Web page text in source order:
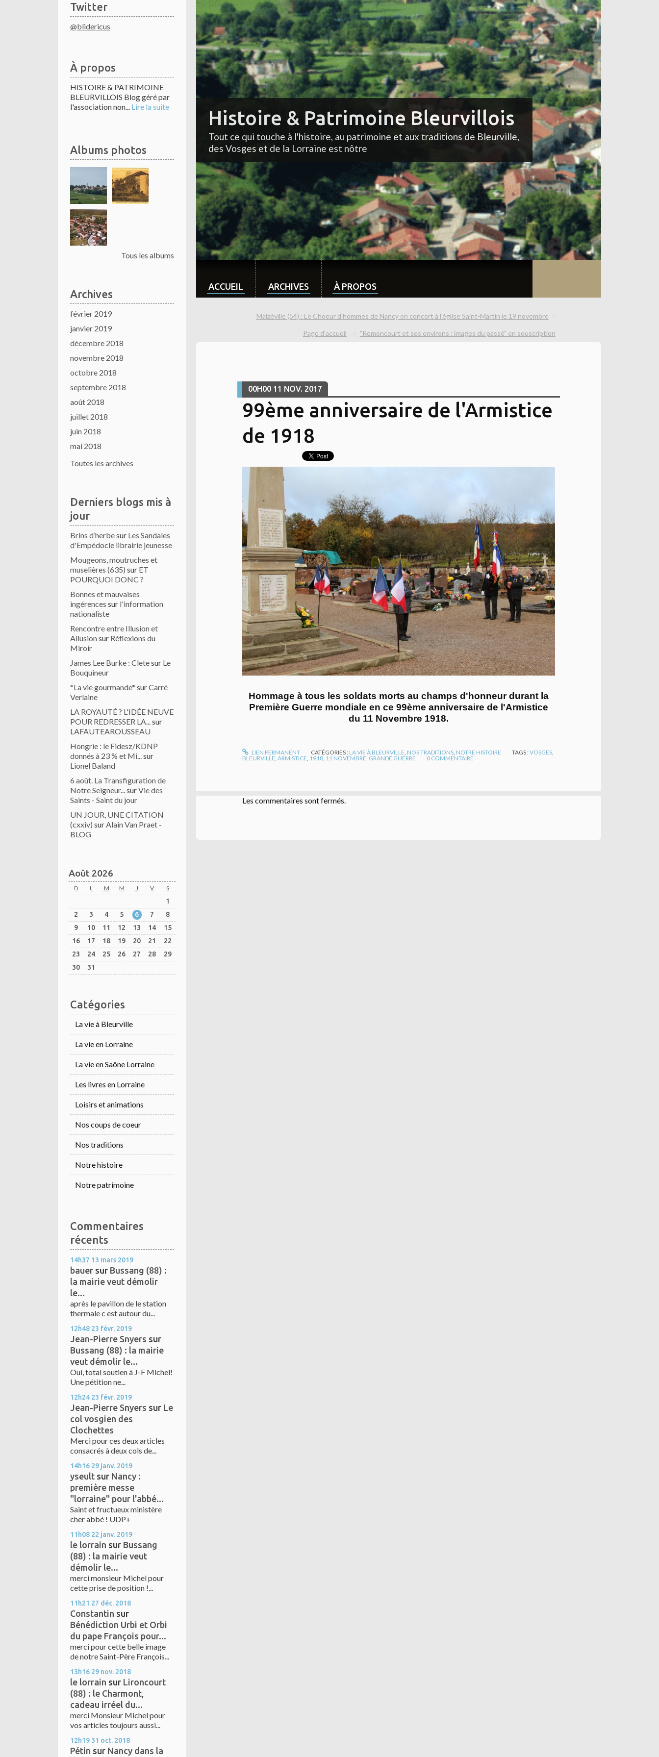
Twitter
@blidericus
À propos
HISTOIRE & PATRIMOINE
BLEURVILLOIS Blog géré par
l'association non... Lire la suite
Albums photos
Tous les albums
Archives
février 2019
janvier 2019
décembre 2018
novembre 2018
octobre 2018
septembre 2018
août 2018
juillet 2018
juin 2018
mai 2018
Toutes les archives
Derniers blogs mis à
jour
Brins d’herbesur Les Sandales
d'Empédocle librairie jeunesse
Mougeons, moutruches et
muselières (635) sur ET
POURQUOI DONC ?
Bonnes et mauvaises
ingérences sur l'information
nationaliste
Rencontre entre Illusion et
Allusionsur Réflexions du
Miroir
James Lee Burke : Cletesur Le
Bouquineur
*La vie gourmande* surCarré
Verlaine
LA ROYAUTÉ ? L'IDÉE NEUVE
POUR REDRESSER LA...sur
LAFAUTEAROUSSEAU
Hongrie : le Fidesz/KDNP
donnés à 23 % et Mi...sur
Lionel Baland
6 août. La Transfiguration de
Notre Seigneur...surVie des
Saints - Saint du jour
UN JOUR, UNE CITATION
(cxxiv) surAlain Van Praet -
BLOG
Août 2026
D L M M J V S
1
2
3 4 5 6 7
8
9
10 11 12 13 14
15
16
17 18 19 20 21
22
23
24 25 26 27 28
29
30
31
Catégories
La vie à Bleurville
La vie en Lorraine
La vie en Saône Lorraine
Les livres en Lorraine
Loisirs et animations
Nos coups de coeur
Nos traditions
Notre histoire
Notre patrimoine
Commentaires
récents
14h37 13 mars 2019
bauer sur Bussang (88) :
la mairie veut démolir
le...
après le pavillon de le station
thermale c est autour du...
12h48 23 févr. 2019
Jean-Pierre Snyers sur
Bussang (88) : la mairie
veut démolir le...
Oui, total soutien à J-F Michel!
Une pétition ne...
12h24 23 févr. 2019
Jean-Pierre Snyers sur Le
col vosgien des
Clochettes
Merci pour ces deux articles
consacrés à deux cols de...
14h16 29 janv. 2019
yseult sur Nancy :
première messe
"lorraine" pour l'abbé...
Saint et fructueux ministère
cher abbé ! UDP+
11h08 22 janv. 2019
le lorrain sur Bussang
(88) : la mairie veut
démolir le...
merci monsieur Michel pour
cette prise de position !...
11h21 27 déc. 2018
Constantin sur
Bénédiction Urbi et Orbi
du pape François pour...
merci pour cette belle image
de notre Saint-Père François...
13h16 29 nov. 2018
le lorrain sur Lironcourt
(88) : le Charmont,
cadeau irréel du...
merci Monsieur Michel pour
vos articles toujours aussi...
12h19 31 oct. 2018
Pétin sur Nancy dans la
Histoire & Patrimoine Bleurvillois
Tout ce qui touche à l'histoire, au patrimoine et aux traditions de Bleurville,
des Vosges et de la Lorraine est nôtre
ACCUEIL ARCHIVES À PROPOS
Malzéville (54) : Le Choeur d'hommes de Nancy en concert à l'église Saint-Martin le 19 novembre
Page d'accueil "Remoncourt et ses environs : images du passé" en souscription
00H00 11 NOV. 2017
99ème anniversaire de l'Armistice
de 1918
Hommage à tous les soldats morts au champs d'honneur durant la
Première Guerre mondiale en ce 99ème anniversaire de l'Armistice
du 11 Novembre 1918.
LIEN PERMANENT CATÉGORIES : LA VIE À BLEURVILLE NOS TRADITIONS NOTRE HISTOIRE TAGS :VOSGES
BLEURVILLE ARMISTICE 1918 11 NOVEMBRE GRANDE GUERRE 0 COMMENTAIRE
Les commentaires sont fermés.